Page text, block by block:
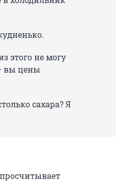
этого не могу
вы цены
сахара? Я